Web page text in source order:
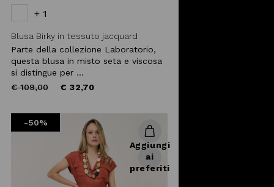
+ 1
Blusa Birky in tessuto jacquard
Parte della collezione Laboratorio,
questa blusa in misto seta e viscosa
si distingue per ...
Price
€ 109,00to € 32,70
-50%
Aggiungi
ai
preferiti